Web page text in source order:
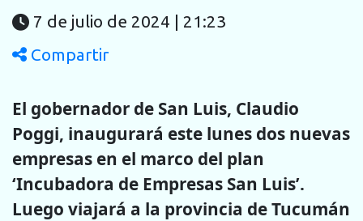
7 de julio de 2024 | 21:23
Compartir
El gobernador de San Luis, Claudio
Poggi, inaugurará este lunes dos nuevas
empresas en el marco del plan
‘Incubadora de Empresas San Luis’.
Luego viajará a la provincia de Tucumán